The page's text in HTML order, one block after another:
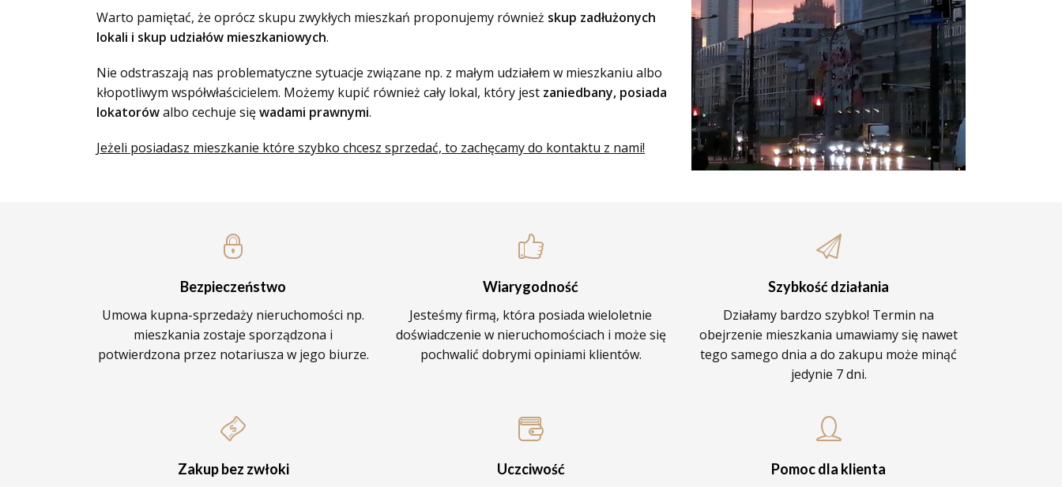
Warto pamiętać, że oprócz skupu zwykłych mieszkań proponujemy również skup zadłużonych
lokali i skup udziałów mieszkaniowych.
Nie odstraszają nas problematyczne sytuacje związane np. z małym udziałem w mieszkaniu albo
kłopotliwym współwłaścicielem. Możemy kupić również cały lokal, który jest zaniedbany, posiada
lokatorówalbo cechuje sięwadami prawnymi.
Jeżeli posiadasz mieszkanie które szybko chcesz sprzedać, to zachęcamy do kontaktu z nami!
Bezpieczeństwo
Umowa kupna-sprzedaży nieruchomości np.
mieszkania zostaje sporządzona i
potwierdzona przez notariusza w jego biurze.
Wiarygodność
Jesteśmy firmą, która posiada wieloletnie
doświadczenie w nieruchomościach i może się
pochwalić dobrymi opiniami klientów.
Szybkość działania
Działamy bardzo szybko! Termin na
obejrzenie mieszkania umawiamy się nawet
tego samego dnia a do zakupu może minąć
jedynie 7 dni.
Zakup bez zwłoki
Uczciwość
Pomoc dla klienta